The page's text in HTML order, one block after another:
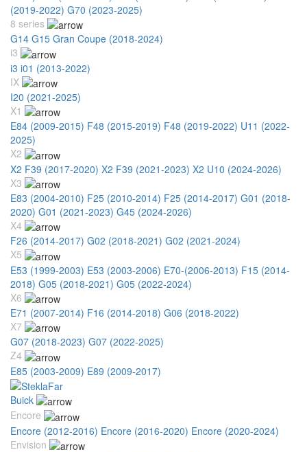
(2019-2022) G70 (2023-2025)
8 series
G14 G15 Gran Coupe (2018-2024)
i3
i3 i01 (2013-2022)
IX
I20 (2021-2025)
X1
E84 (2009-2015) F48 (2015-2019) F48 (2019-2022) U11 (2022-
2025)
X2
X2 F39 (2017-2020) X2 F39 (2021-2023) X2 U10 (2024-2026)
X3
E83 (2004-2010) F25 (2010-2014) F25 (2014-2017) G01 (2018-
2020) G01 (2021-2023) G45 (2024-2026)
X4
F26 (2014-2017) G02 (2018-2021) G02 (2021-2024)
X5
E53 (1999-2003) E53 (2003-2006) E70-(2006-2013) F15 (2014-
2018) G05 (2018-2021) G05 (2022-2024)
X6
E71 (2007-2014) F16 (2014-2018) G06 (2018-2022)
X7
G07 (2018-2023) G07 (2022-2025)
Z4
E85 (2003-2009) E89 (2009-2017)
Buick
Encore
Encore (2012-2016) Encore (2016-2020) Encore (2020-2024)
Envision